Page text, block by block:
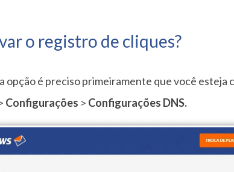
o registro de cliques?
opção é preciso primeiramente que você esteja
Configurações > Configurações DNS.